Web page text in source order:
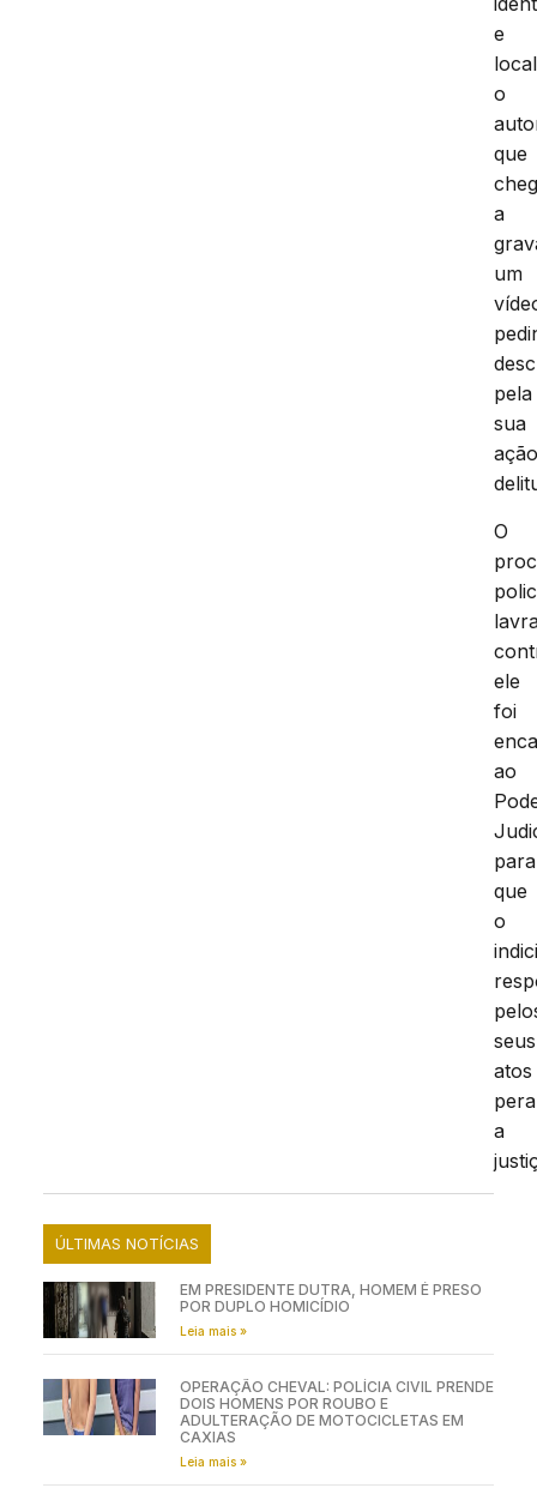
e
o
que
a
um
pela
sua
O
ele
foi
ao
para
que
o
seus
atos
a
ÚLTIMAS NOTÍCIAS
EM PRESIDENTE DUTRA, HOMEM É PRESO
POR DUPLO HOMICÍDIO
Leia mais »
OPERAÇÃO CHEVAL: POLÍCIA CIVIL PRENDE
DOIS HOMENS POR ROUBO E
ADULTERAÇÃO DE MOTOCICLETAS EM
CAXIAS
Leia mais »